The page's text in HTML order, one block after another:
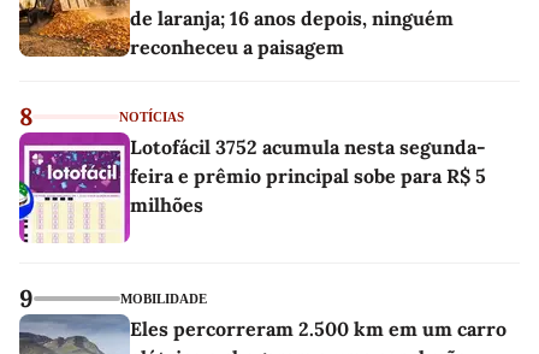
de laranja; 16 anos depois, ninguém
reconheceu a paisagem
8 NOTÍCIAS
Lotofácil 3752 acumula nesta segunda-
feira e prêmio principal sobe para R$ 5
milhões
9 MOBILIDADE
Eles percorreram 2.500 km em um carro